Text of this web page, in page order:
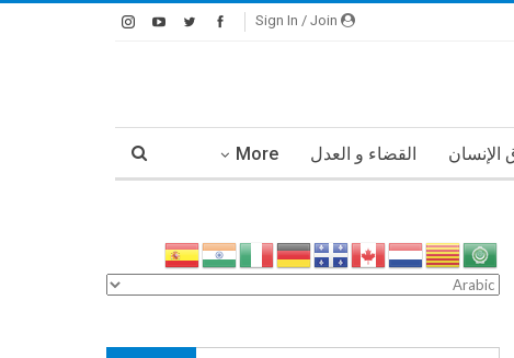
الإنسان القضاء و العدل More